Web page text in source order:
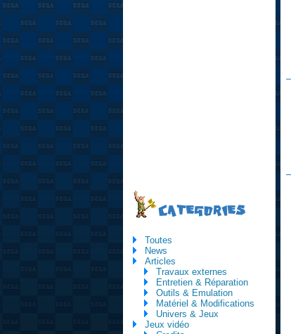
CATEGORIES
Toutes
News
Articles
Travaux externes
Entretien & Réparation
Outils & Emulation
Matériel & Modifications
Univers & Jeux
Jeux vidéo